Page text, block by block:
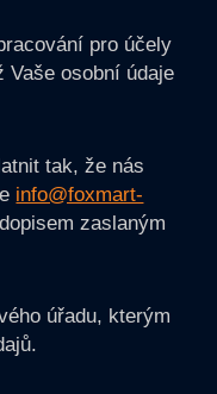
pro účely
Vaše osobní údaje
tak, že nás
info@foxmart-
zaslaným
úřadu, kterým